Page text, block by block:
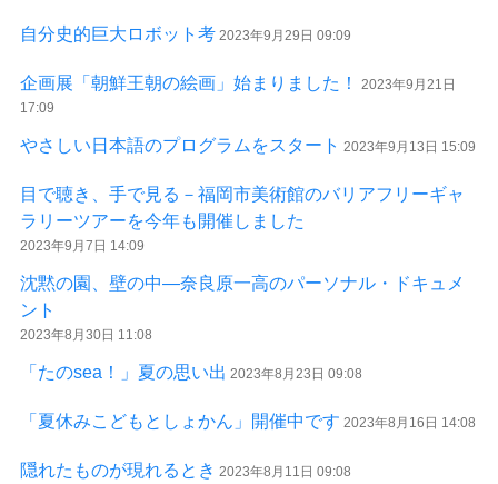
自分史的巨大ロボット考 2023年9月29日 09:09
企画展「朝鮮王朝の絵画」始まりました！
2023年9月21日
17:09
やさしい日本語のプログラムをスタート 2023年9月13日 15:09
目で聴き、手で見る－福岡市美術館のバリアフリーギャ
ラリーツアーを今年も開催しました
2023年9月7日 14:09
沈黙の園、壁の中—奈良原一高のパーソナル・ドキュメ
ント
2023年8月30日 11:08
「たのsea！」夏の思い出 2023年8月23日 09:08
「夏休みこどもとしょかん」開催中です 2023年8月16日 14:08
隠れたものが現れるとき 2023年8月11日 09:08